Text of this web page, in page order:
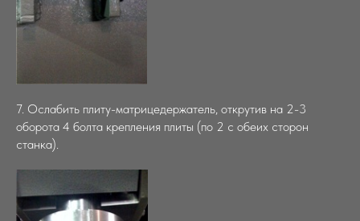
7. Ослабить плиту-матрицедержатель, открутив на 2-3
оборота 4 болта крепления плиты (по 2 с обеих сторон
станка).